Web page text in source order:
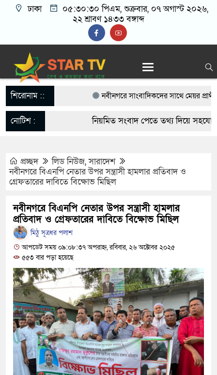
ঢাকা ০৫:৩০:৩০ পিএম, শুক্রবার, ০৭ অগাস্ট ২০২৬,
২২ শ্রাবণ ১৪৩৩ বঙ্গাব্দ
শিরোনাম ::
নবীনগরে সাংবাদিকদের সাথে মেয়র প্রার্থী
বিএনপি নেতা মাসুদ রানা’র মতবিনিময়
আটক
নবীনগরে সন্ত্রাসীদের হামলায় র‍্যাবের ৩
নবীনগরের খাগাতুয়া গ্রামে তিন র‍্যাব সদস্য
নিয়োমিত অফিস করেন না নবীনগর পৌরসভার
নবীনগরে অটোরিকশা চালককে কুপিয়েছে
ঠিকাদারের হামলার শিকার প্রকৌশলী বদলি,
প্রধান আসামি
নবীনগরে ধান মাড়াই মেশিনে শ্রমিকের
নোটিশ :
নিয়মিত সংবাদ পেতে তথ্য দিয়ে
প্রচ্ছদ
লিড নিউজ,সারাদেশ
নবীনগরে বিএনপি নেতার উপর সন্ত্রাসী হামলার প্রতিবাদ ও
গ্রেফতারের দাবিতে বিক্ষোভ মিছিল
নবীনগরে বিএনপি নেতার উপর সন্ত্রাসী হামলার
প্রতিবাদ ও গ্রেফতারের দাবিতে বিক্ষোভ মিছিল
মিঠু সূত্রধর পলাশ
আপডেট সময় ০৯:০৮:৩৭ অপরাহ্ন, রবিবার, ২৬ অক্টোবর ২০২৫
৫৫৩ বার পড়া হয়েছে